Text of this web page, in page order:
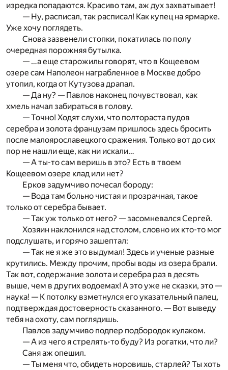
изредка попадаются. Красиво там, аж дух захватывает!
— Ну, расписал, так расписал! Как купец на ярмарке.
Уже хочу поглядеть.
Снова зазвенели стопки, покатилась по полу
очередная порожняя бутылка.
— …а еще старожилы говорят, что в Кощеевом
озере сам Наполеон награбленное в Москве добро
утопил, когда от Кутузова драпал.
— Да ну? — Павлов наконец почувствовал, как
хмель начал забираться в голову.
— Точно! Ходят слухи, что полтораста пудов
серебра и золота французам пришлось здесь бросить
после малоярославецкого сражения. Только вот до сих
пор не нашли еще, как ни искали…
— А ты-то сам веришь в это? Есть в твоем
Кощеевом озере клад или нет?
Ерков задумчиво почесал бороду:
— Вода там больно чистая и прозрачная, такое
только от серебра бывает.
— Так уж только от него? — засомневался Сергей.
Хозяин наклонился над столом, словно их кто-то мог
подслушать, и горячо зашептал:
— Так не я же это выдумал! Здесь и ученые разные
крутились. Между прочим, пробы воды из озера брали.
Так вот, содержание золота и серебра раз в десять
выше, чем в других водоемах! А это уже не сказки, это —
наука! — К потолку взметнулся его указательный палец,
подтверждая достоверность сказанного. — Вот выведу
тебя на охоту, сам поглядишь.
Павлов задумчиво подпер подбородок кулаком.
— А из чего я стрелять-то буду? Из рогатки, что ли?
Саня аж опешил.
— Ты меня что, обидеть норовишь, старлей? Ты хоть